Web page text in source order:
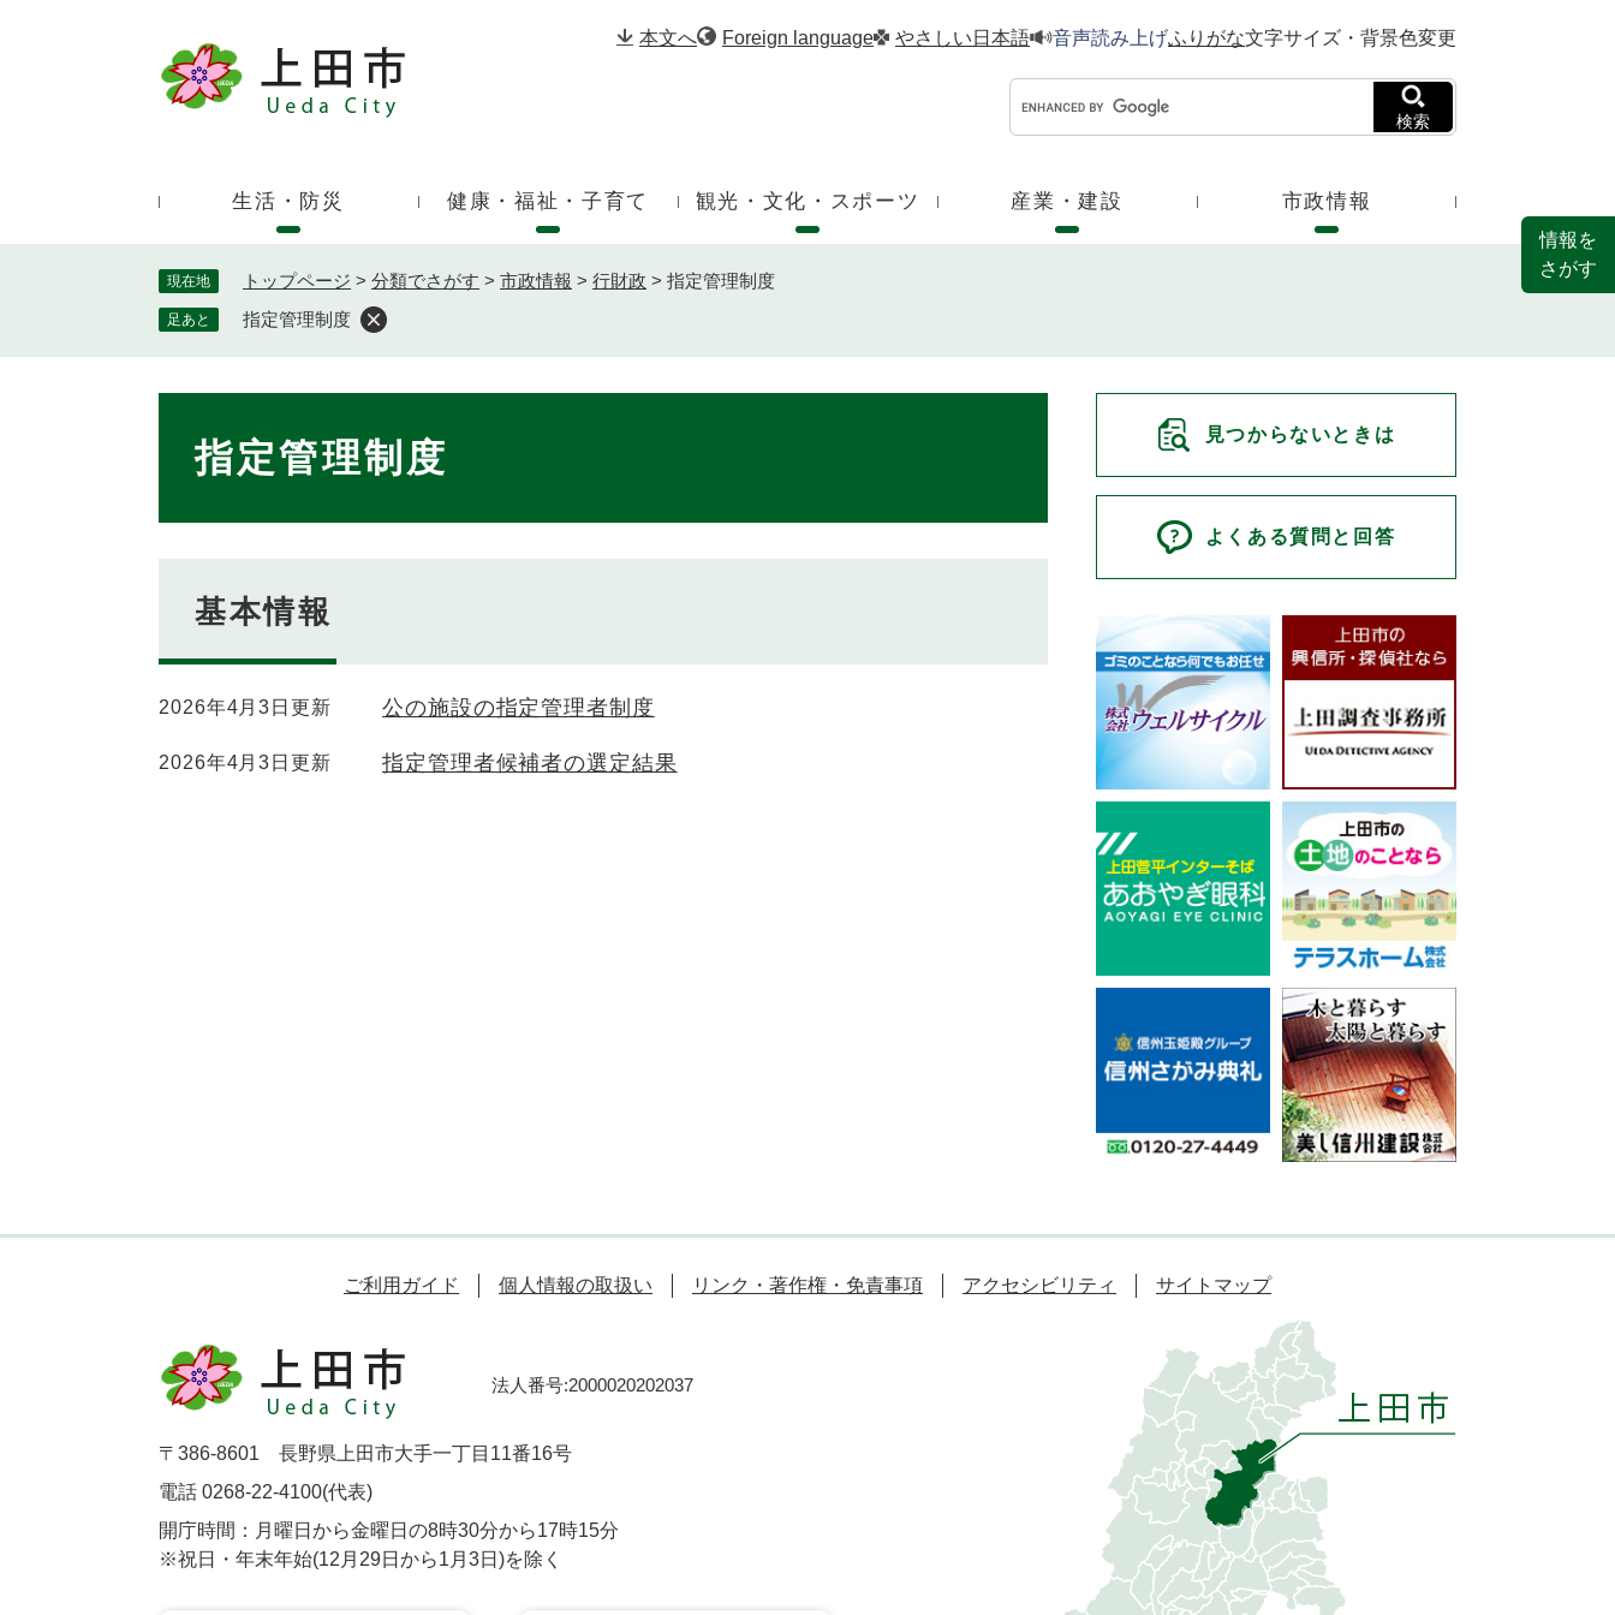
。
本文へ Foreign language やさしい日本語 音声読み上げふりがな文字サイズ・背景色変更
ド
検索
生活・防災 健康・福祉・子育て 観光・文化・スポーツ 産業・建設 市政情報
現在地 トップページ > 分類でさがす > 市政情報 > 行財政 > 指定管理制度
足あと 指定管理制度
指定管理制度
基本情報
2026年4月3日更新 公の施設の指定管理者制度
2026年4月3日更新 指定管理者候補者の選定結果
見つからないときは
よくある質問と回答
情報を
さがす
ご利用ガイド 個人情報の取扱い リンク・著作権・免責事項 アクセシビリティ サイトマップ
法人番号:2000020202037
〒386-8601 長野県上田市大手一丁目11番16号
電話 0268-22-4100(代表)
開庁時間：月曜日から金曜日の8時30分から17時15分
※祝日・年末年始(12月29日から1月3日)を除く